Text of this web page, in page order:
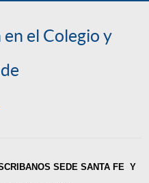
el Colegio y
SEDE SANTA FE Y